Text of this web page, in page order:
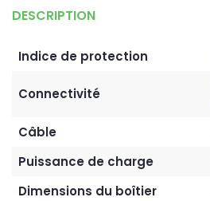
DESCRIPTION
Indice de protection
Connectivité
Câble
Puissance de charge
Dimensions du boîtier